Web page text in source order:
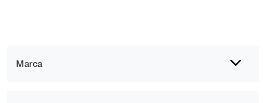
Marca